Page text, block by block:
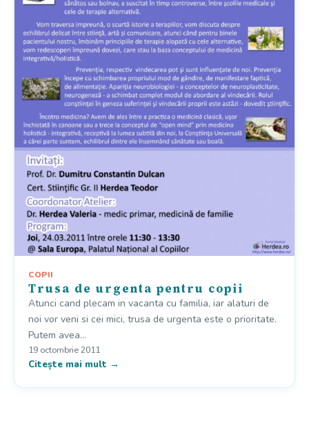
COPII
Trusa de urgenta pentru copii
Atunci cand plecam in vacanta cu familia, iar alaturi de
noi vor veni si cei mici, trusa de urgenta este o prioritate.
Putem avea…
19 octombrie 2011
Citește mai mult →